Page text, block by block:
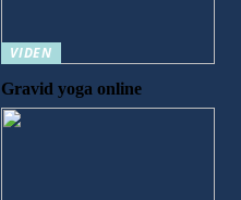
VIDEN
Gravid yoga online